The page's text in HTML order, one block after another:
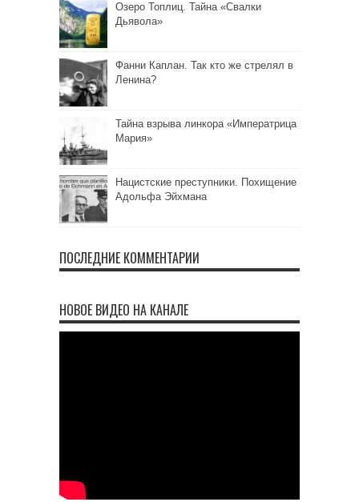
Озеро Топлиц. Тайна «Свалки
Дьявола»
Фанни Каплан. Так кто же стрелял в
Ленина?
Тайна взрыва линкора «Императрица
Мария»
Нацистские преступники. Похищение
Адольфа Эйхмана
ПОСЛЕДНИЕ КОММЕНТАРИИ
НОВОЕ ВИДЕО НА КАНАЛЕ